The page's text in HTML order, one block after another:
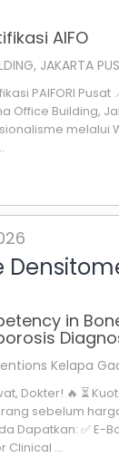
AIFO
JAKARTA
PAIFORI Pusat
Office Building,
melalui
in
Kelapa
Dokter! 🔥 ⏳
sebelum
Dapatkan: ✅ E-
Clinical ...